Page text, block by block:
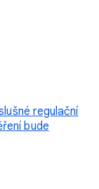
regulační
bude